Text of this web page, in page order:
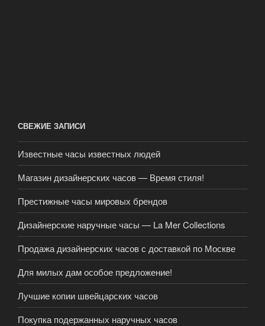
СВЕЖИЕ ЗАПИСИ
Известные часы известных людей
Магазин дизайнерских часов — Время стиля!
Престижные часы мировых брендов
Дизайнерские наручные часы — La Mer Collections
Продажа дизайнерских часов с доставкой по Москве
Для милых дам особое предложение!
Лучшие копии швейцарских часов
Покупка подержанных наручных часов